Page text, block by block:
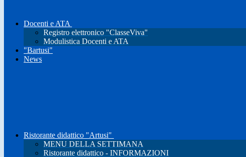
Docenti e ATA
Registro elettronico "ClasseViva"
Modulistica Docenti e ATA
"Bartusi"
News
Ristorante didattico "Artusi"
MENU DELLA SETTIMANA
Ristorante didattico - INFORMAZIONI